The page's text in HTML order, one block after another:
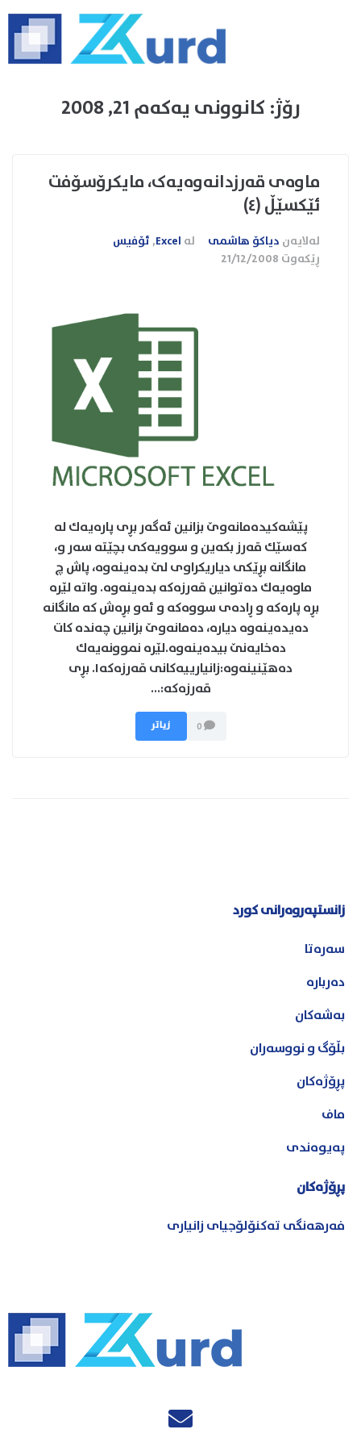
رۆژ: کانوونی یەکەم 21, 2008
ماوه‌ی قه‌رزدانه‌وه‌یەک، مایكرۆسۆفت
ئێكسێڵ (٤)
لەلایەن دیاکۆ هاشمی لە Excel
,ئۆفیس
ڕێکەوت 21/12/2008
پێشه‌كیده‌مانه‌وێ بزانین ئه‌گه‌ر بڕی پاره‌یه‌ك له‌
كه‌سێك قه‌رز بكه‌ین و سوویه‌كی بچێته‌ سه‌ر و،
مانگانه‌ بڕێكی دیاریكراوی لێ بده‌ینه‌وه‌، پاش چ
ماوه‌یه‌ك ده‌توانین قه‌رزه‌كه‌ بده‌ینه‌وه‌. واته‌ لێره‌
بڕه‌ پاره‌كه‌ و ڕاده‌ی سووه‌كه‌ و ئه‌و بڕه‌ش كه‌ مانگانه‌
ده‌یده‌ینه‌وه‌ دیاره،‌ ده‌مانه‌وێ بزانین چه‌نده‌ كات
ده‌خایه‌نێ بیده‌ینه‌وه‌.لێره‌ نموونه‌یه‌ك
ده‌هێنینه‌وه‌:زانیارییه‌كانی قه‌رزه‌كه١. بڕی
قه‌رزه‌كه‌:...
زیاتر
زانستپەروەرانی کورد
سەرەتا
دەربارە
بەشەکان
بڵۆگ و نووسەران
پڕۆژەکان
ماف
پەیوەندی
پڕۆژەکان
فەرهەنگی تەکنۆلۆجیای زانیاری